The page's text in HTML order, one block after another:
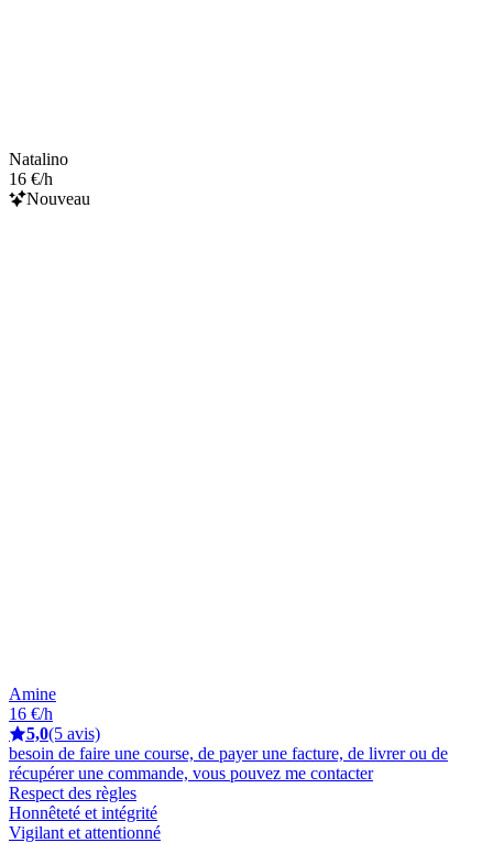
Natalino
16 €/h
Nouveau
Amine
16 €/h
5,0(5 avis)
besoin de faire une course, de payer une facture, de livrer ou de
récupérer une commande, vous pouvez me contacter
Respect des règles
Honnêteté et intégrité
Vigilant et attentionné